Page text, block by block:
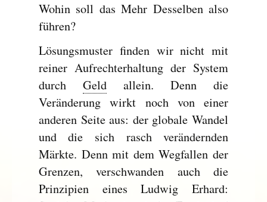
Wohin soll das Mehr Desselben also
führen?
Lösungsmuster finden wir nicht mit
reiner Aufrechterhaltung der System
durch Geldallein. Denn die
Veränderung wirkt noch von einer
anderen Seite aus: der globale Wandel
und die sich rasch verändernden
Märkte. Denn mit dem Wegfallen der
Grenzen, verschwanden auch die
Prinzipien eines Ludwig Erhard: